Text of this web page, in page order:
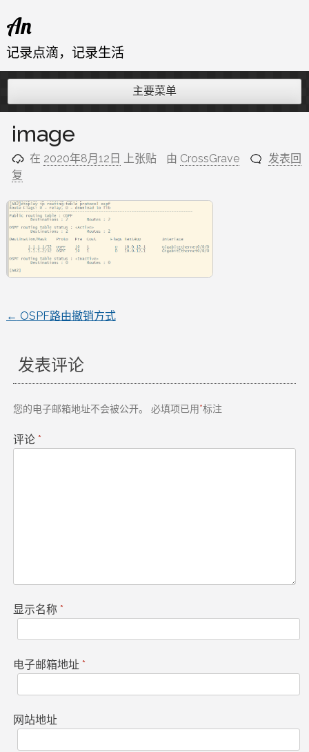
至
内
An
记录点滴，记录生活
主要菜单
image
在 2020年8月12日 上张贴 由 CrossGrave
发表回
复
文
章
导
← OSPF路由撤销方式
发表评论
您的电子邮箱地址不会被公开。 必填项已用*标注
评论 *
显示名称 *
电子邮箱地址 *
网站地址